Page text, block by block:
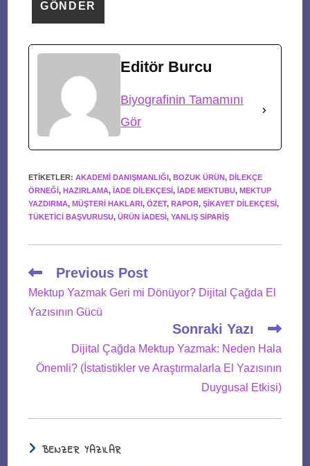
Editör Burcu
Biyografinin Tamamını
Gör
ETIKETLER:AKADEMI DANIŞMANLIĞI, BOZUK ÜRÜN, DILEKÇE
ÖRNEĞI, HAZIRLAMA, IADE DILEKÇESI, IADE MEKTUBU, MEKTUP
YAZDIRMA, MÜŞTERI HAKLARI, ÖZET, RAPOR, ŞIKAYET DILEKÇESI,
TÜKETICI BAŞVURUSU, ÜRÜN IADESI, YANLIŞ SIPARIŞ
Read
more
articles
Previous Post
Mektup Yazmak Geri mi Dönüyor? Dijital Çağda El
Yazısının Gücü
Sonraki Yazı
Dijital Çağda Mektup Yazmak: Neden Hala
Önemli? (İstatistikler ve Araştırmalarla El Yazısının
Duygusal Etkisi)
BENZER YAZILAR